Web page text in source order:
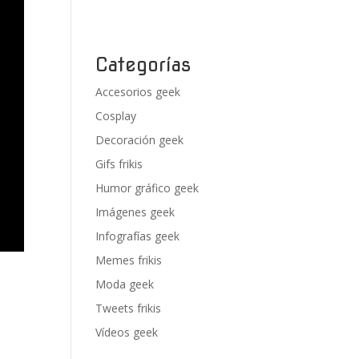
Categorías
Accesorios geek
Cosplay
Decoración geek
Gifs frikis
Humor gráfico geek
Imágenes geek
Infografías geek
Memes frikis
Moda geek
Tweets frikis
Vídeos geek